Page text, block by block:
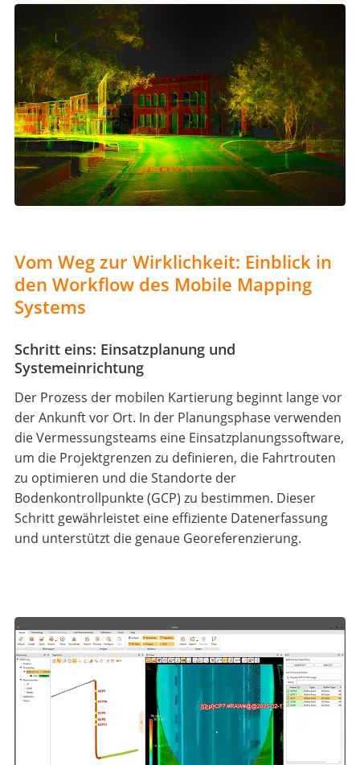
Vom Weg zur Wirklichkeit: Einblick in
den Workflow des Mobile Mapping
Systems
Schritt eins: Einsatzplanung und
Systemeinrichtung
Der Prozess der mobilen Kartierung beginnt lange vor
der Ankunft vor Ort. In der Planungsphase verwenden
die Vermessungsteams eine Einsatzplanungssoftware,
um die Projektgrenzen zu definieren, die Fahrtrouten
zu optimieren und die Standorte der
Bodenkontrollpunkte (GCP) zu bestimmen. Dieser
Schritt gewährleistet eine effiziente Datenerfassung
und unterstützt die genaue Georeferenzierung.